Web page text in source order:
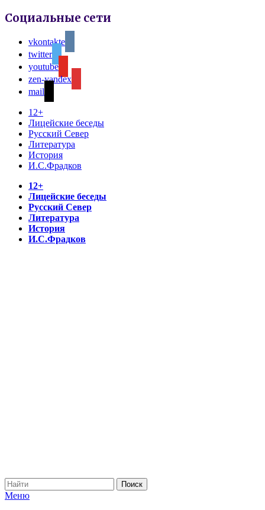
Социальные сети
vkontakte
twitter
youtube
zen-yandex
mail
12+
Лицейские беседы
Русский Север
Литература
История
И.С.Фрадков
12+
Лицейские беседы
Русский Север
Литература
История
И.С.Фрадков
Меню